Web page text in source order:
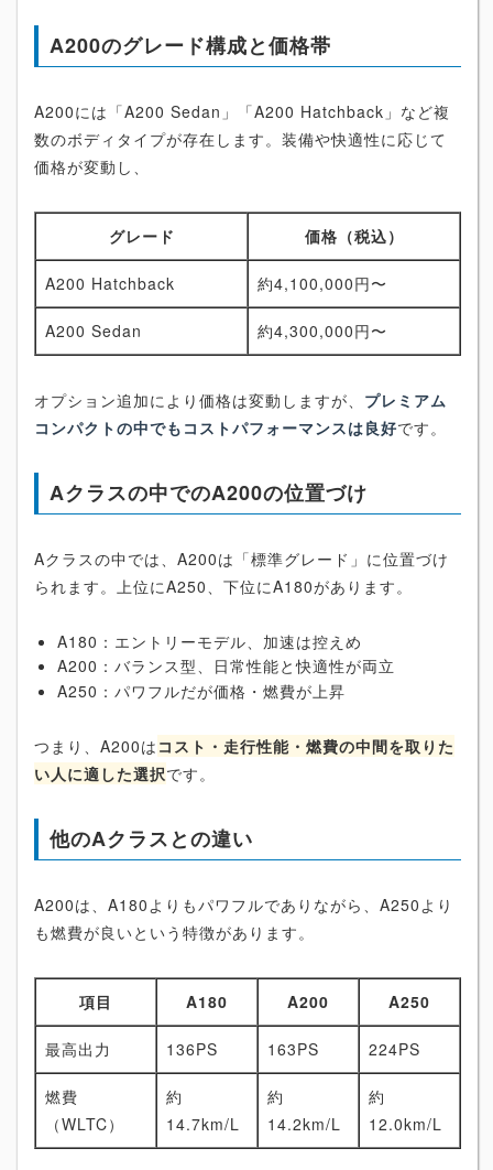
A200のグレード構成と価格帯
A200には「A200 Sedan」「A200 Hatchback」など複
数のボディタイプが存在します。装備や快適性に応じて
価格が変動し、
グレード 価格（税込）
A200 Hatchback 約4,100,000円〜
A200 Sedan 約4,300,000円〜
オプション追加により価格は変動しますが、 プレミアム
コンパクトの中でもコストパフォーマンスは良好です。
Aクラスの中でのA200の位置づけ
Aクラスの中では、A200は「標準グレード」に位置づけ
られます。上位にA250、下位にA180があります。
A180：エントリーモデル、加速は控えめ
A200：バランス型、日常性能と快適性が両立
A250：パワフルだが価格・燃費が上昇
つまり、A200は コスト・走行性能・燃費の中間を取りた
い人に適した選択です。
他のAクラスとの違い
A200は、A180よりもパワフルでありながら、A250より
も燃費が良いという特徴があります。
項目 A180 A200 A250
最高出力 136PS 163PS 224PS
燃費
（WLTC）
約
14.7km/L
約
14.2km/L
約
12.0km/L